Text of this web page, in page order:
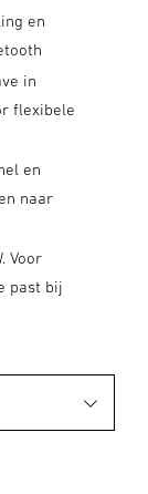
en
in
flexibele
en
naar
Voor
past bij